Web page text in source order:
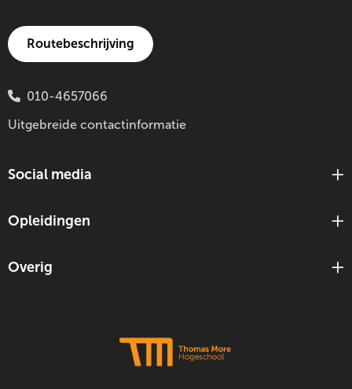
Routebeschrijving
010-4657066
Uitgebreide contactinformatie
Social media
Opleidingen
Overig